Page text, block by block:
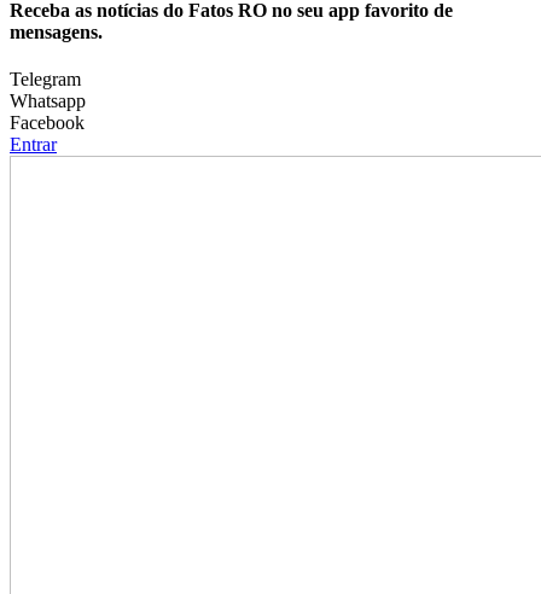
Receba as notícias do Fatos RO no seu app favorito de
mensagens.
Telegram
Whatsapp
Facebook
Entrar